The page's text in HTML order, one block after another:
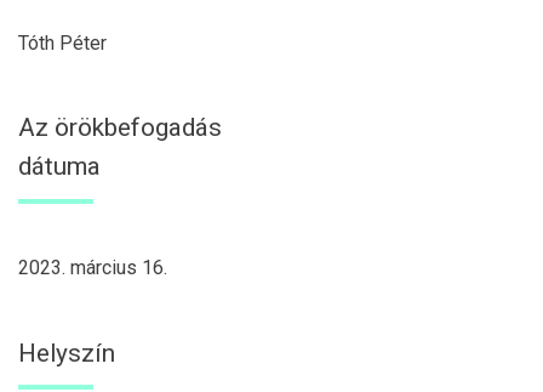
Tóth Péter
Az örökbefogadás
dátuma
2023. március 16.
Helyszín